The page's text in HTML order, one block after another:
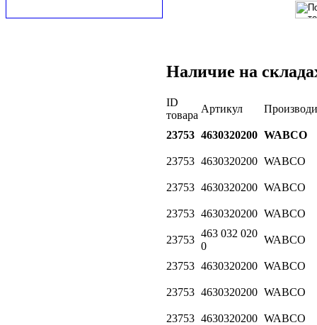
Наличие на
ID
товара
Артикул
23753 4630320200 WABCO
23753 4630320200 WABCO
23753 4630320200 WABCO
23753 4630320200 WABCO
23753
463 032 020
0
WABCO
23753 4630320200 WABCO
23753 4630320200 WABCO
23753 4630320200 WABCO